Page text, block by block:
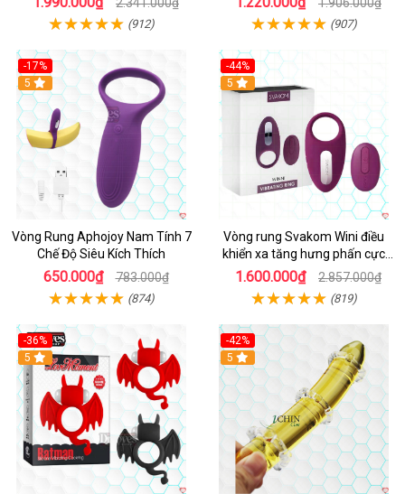
(912) (907)
-17%
Hot
5
Vòng Rung Aphojoy Nam Tính 7
Chế Độ Siêu Kích Thích
650.000₫ 783.000₫
(874)
-44%
5
Vòng rung Svakom Wini điều
khiển xa tăng hưng phấn cực
đỉnh
1.600.000₫ 2.857.000₫
(819)
-36%
5
-42%
5